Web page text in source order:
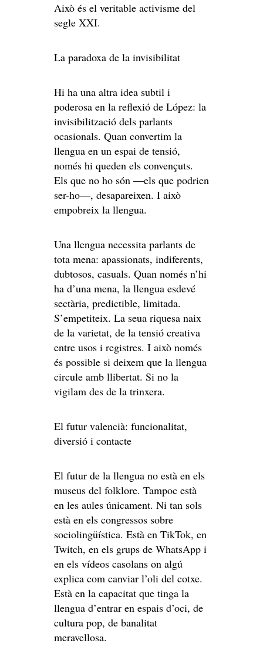
Això és el veritable activisme del
segle XXI.
La paradoxa de la invisibilitat
Hi ha una altra idea subtil i
poderosa en la reflexió de López: la
invisibilització dels parlants
ocasionals. Quan convertim la
llengua en un espai de tensió,
només hi queden els convençuts.
Els que no ho són —els que podrien
ser-ho—, desapareixen. I això
empobreix la llengua.
Una llengua necessita parlants de
tota mena: apassionats, indiferents,
dubtosos, casuals. Quan només n’hi
ha d’una mena, la llengua esdevé
sectària, predictible, limitada.
S’empetiteix. La seua riquesa naix
de la varietat, de la tensió creativa
entre usos i registres. I això només
és possible si deixem que la llengua
circule amb llibertat. Si no la
vigilam des de la trinxera.
El futur valencià: funcionalitat,
diversió i contacte
El futur de la llengua no està en els
museus del folklore. Tampoc està
en les aules únicament. Ni tan sols
està en els congressos sobre
sociolingüística. Està en TikTok, en
Twitch, en els grups de WhatsApp i
en els vídeos casolans on algú
explica com canviar l’oli del cotxe.
Està en la capacitat que tinga la
llengua d’entrar en espais d’oci, de
cultura pop, de banalitat
meravellosa.